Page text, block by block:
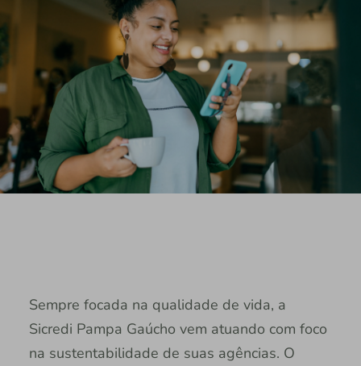
Sempre focada na qualidade de vida, a
Sicredi Pampa Gaúcho vem atuando com foco
na sustentabilidade de suas agências. O